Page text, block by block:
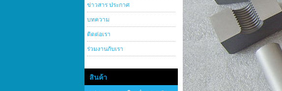
ข่าวสาร ประกาศ
บทความ
ติดต่อเรา
ร่วมงานกับเรา
สินค้า